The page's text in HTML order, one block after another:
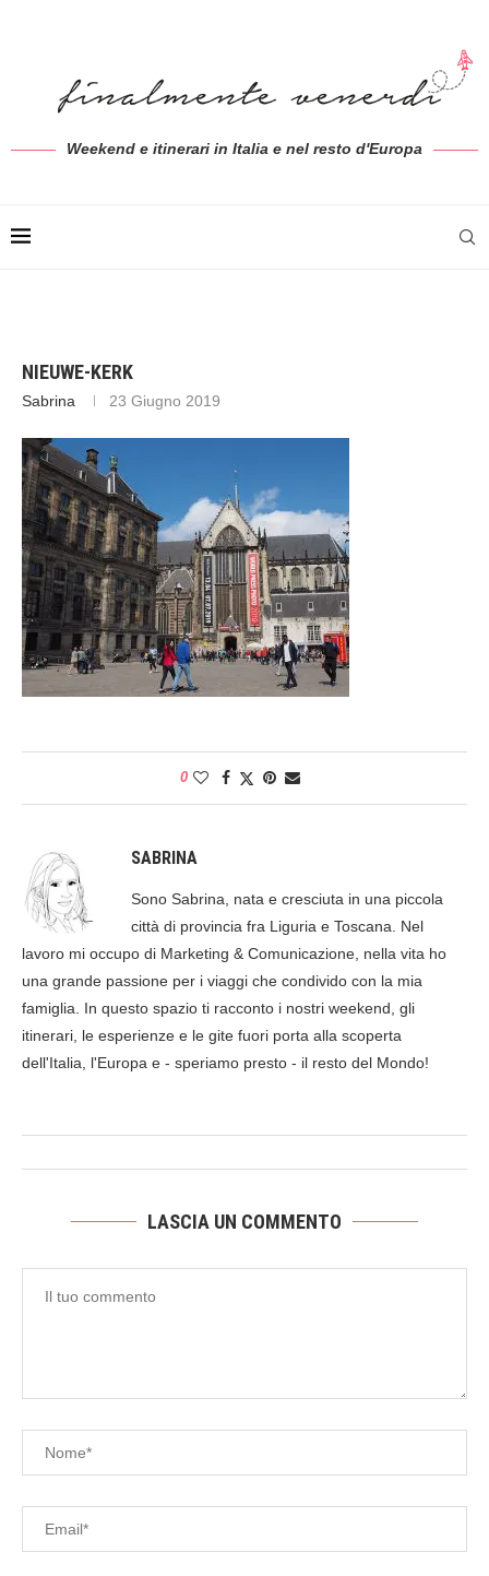
Weekend e itinerari in Italia e nel resto d'Europa
NIEUWE-KERK
Sabrina 23 Giugno 2019
0
SABRINA
Sono Sabrina, nata e cresciuta in una piccola
città di provincia fra Liguria e Toscana. Nel
lavoro mi occupo di Marketing & Comunicazione, nella vita ho
una grande passione per i viaggi che condivido con la mia
famiglia. In questo spazio ti racconto i nostri weekend, gli
itinerari, le esperienze e le gite fuori porta alla scoperta
dell'Italia, l'Europa e - speriamo presto - il resto del Mondo!
LASCIA UN COMMENTO